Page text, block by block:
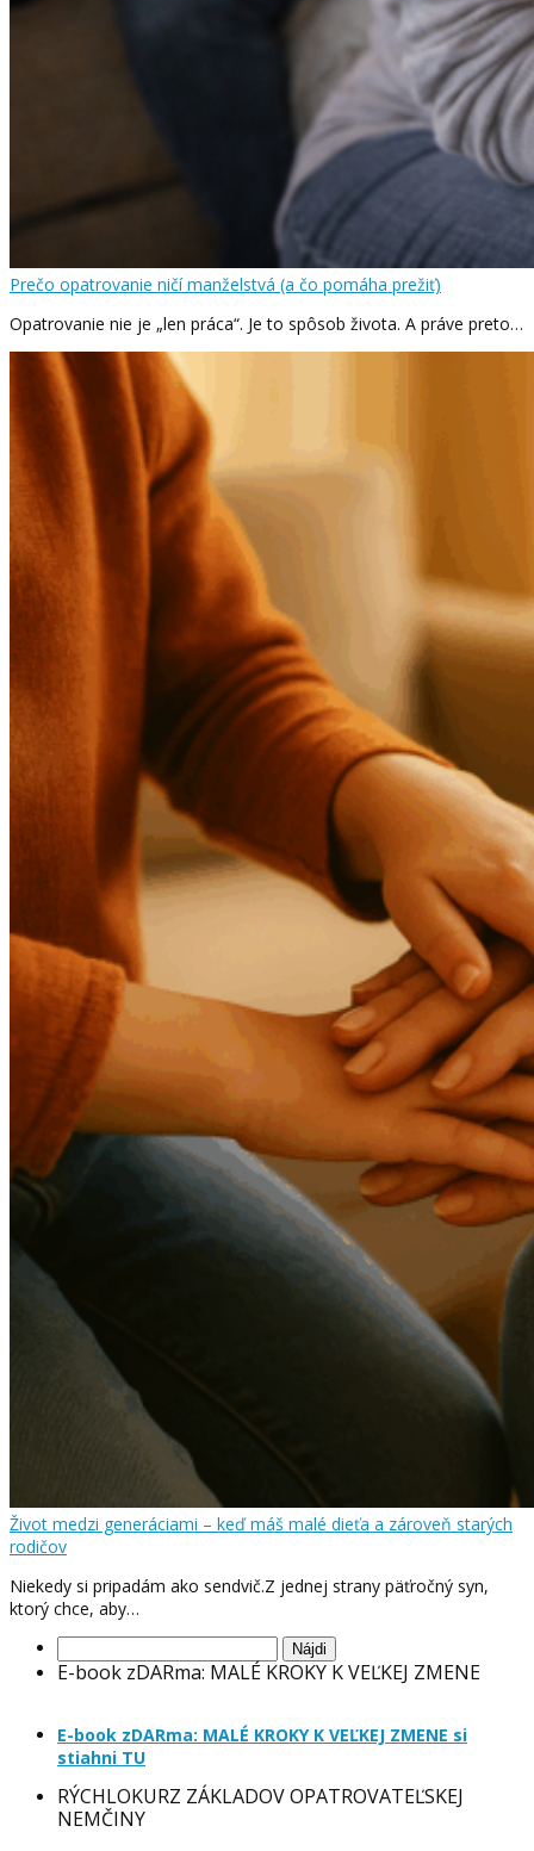
Prečo opatrovanie ničí manželstvá (a čo pomáha prežiť)
Opatrovanie nie je „len práca“. Je to spôsob života. A práve preto…
Život medzi generáciami – keď máš malé dieťa a zároveň starých
rodičov
Niekedy si pripadám ako sendvič.Z jednej strany päťročný syn,
ktorý chce, aby…
E-book zDARma: MALÉ KROKY K VEĽKEJ ZMENE
E-book zDARma: MALÉ KROKY K VEĽKEJ ZMENE si
stiahni TU
RÝCHLOKURZ ZÁKLADOV OPATROVATEĽSKEJ
NEMČINY